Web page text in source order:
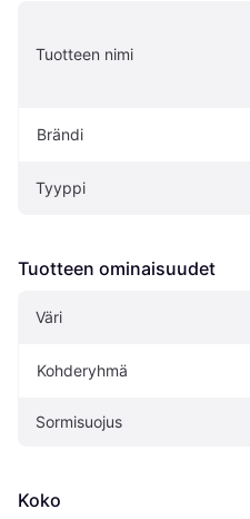
Tuotteen nimi
Brändi
Tyyppi
Tuotteen ominaisuudet
Väri
Kohderyhmä
Sormisuojus
Koko